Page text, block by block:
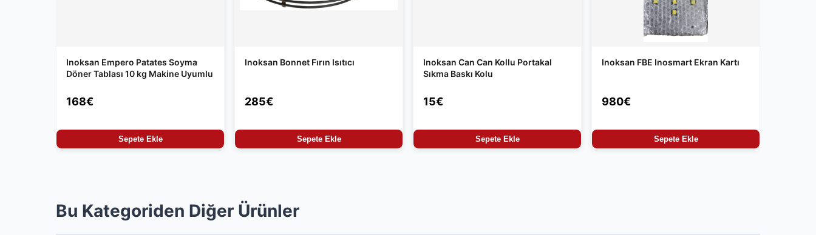
Inoksan Empero Patates Soyma
Döner Tablası 10 kg Makine Uyumlu
168€
Sepete Ekle
Inoksan Bonnet Fırın Isıtıcı
285€
Sepete Ekle
Inoksan Can Can Kollu Portakal
Sıkma Baskı Kolu
15€
Sepete Ekle
Inoksan FBE Inosmart Ekran Kartı
980€
Sepete Ekle
Bu Kategoriden Diğer Ürünler